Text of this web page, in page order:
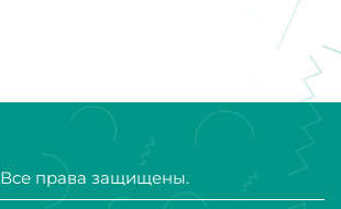
Все права защищены.